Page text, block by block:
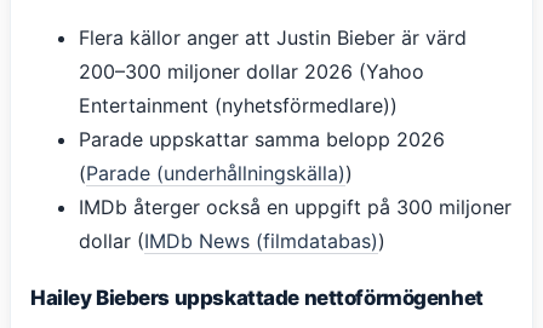
Flera källor anger att Justin Bieber är värd
200–300 miljoner dollar 2026 (Yahoo
Entertainment (nyhetsförmedlare))
Parade uppskattar samma belopp 2026
(Parade (underhållningskälla))
IMDb återger också en uppgift på 300 miljoner
dollar (IMDb News (filmdatabas))
Hailey Biebers uppskattade nettoförmögenhet